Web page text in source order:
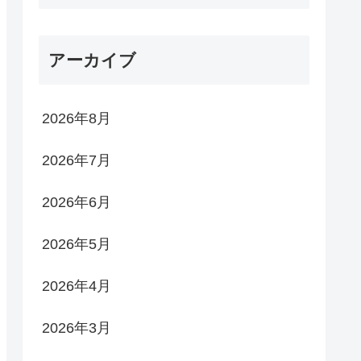
アーカイブ
2026年8月
2026年7月
2026年6月
2026年5月
2026年4月
2026年3月